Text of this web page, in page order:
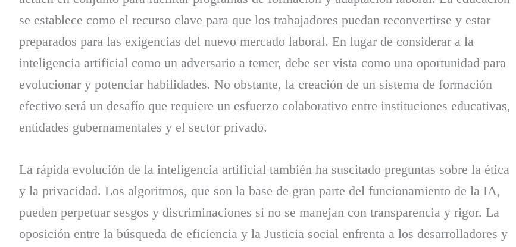
se establece como el recurso clave para que los trabajadores puedan reconvertirse y estar
preparados para las exigencias del nuevo mercado laboral. En lugar de considerar a la
inteligencia artificial como un adversario a temer, debe ser vista como una oportunidad para
evolucionar y potenciar habilidades. No obstante, la creación de un sistema de formación
efectivo será un desafío que requiere un esfuerzo colaborativo entre instituciones educativas,
entidades gubernamentales y el sector privado.
La rápida evolución de la inteligencia artificial también ha suscitado preguntas sobre la ética
y la privacidad. Los algoritmos, que son la base de gran parte del funcionamiento de la IA,
pueden perpetuar sesgos y discriminaciones si no se manejan con transparencia y rigor. La
oposición entre la búsqueda de eficiencia y la Justicia social enfrenta a los desarrolladores y